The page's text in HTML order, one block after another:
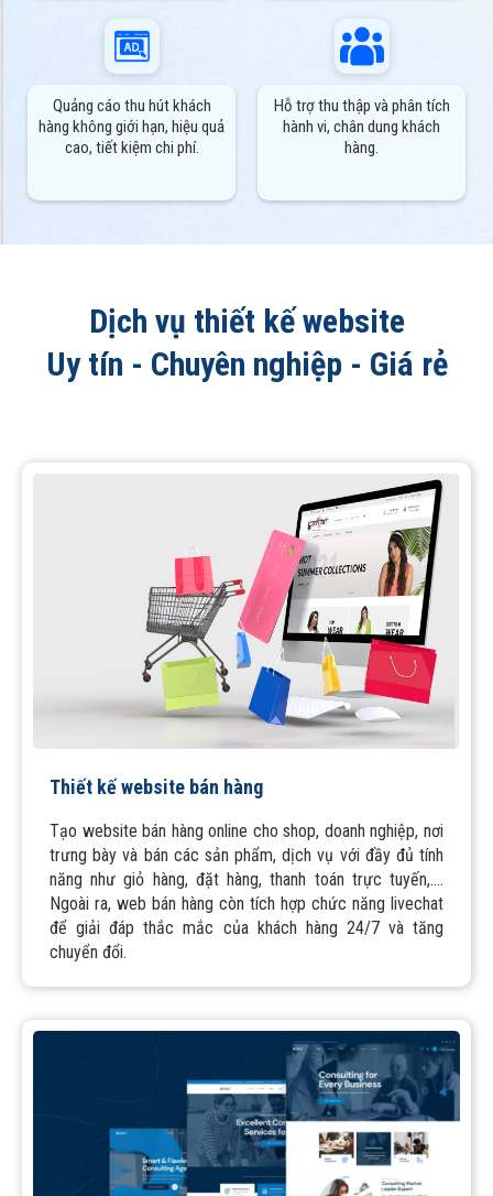
Quảng cáo thu hút khách
hàng không giới hạn, hiệu quả
cao, tiết kiệm chi phí.
Hỗ trợ thu thập và phân tích
hành vi, chân dung khách
hàng.
Dịch vụ thiết kế website
Uy tín - Chuyên nghiệp - Giá rẻ
Thiết kế website bán hàng
Tạo website bán hàng online cho shop, doanh nghiệp, nơi
trưng bày và bán các sản phẩm, dịch vụ với đầy đủ tính
năng như giỏ hàng, đặt hàng, thanh toán trực tuyến,....
Ngoài ra, web bán hàng còn tích hợp chức năng livechat
để giải đáp thắc mắc của khách hàng 24/7 và tăng
chuyển đổi.